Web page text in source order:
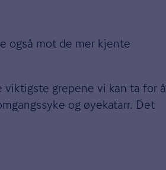
også mot de mer kjente
viktigste grepene vi kan ta for å
og øyekatarr. Det